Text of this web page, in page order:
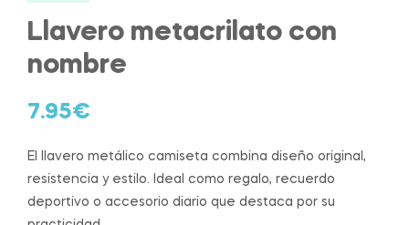
Llavero metacrilato con
nombre
7.95€
El llavero metálico camiseta combina diseño original,
resistencia y estilo. Ideal como regalo, recuerdo
deportivo o accesorio diario que destaca por su